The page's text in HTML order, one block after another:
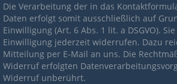
Die Verarbeitung der in das
Daten erfolgt somit ausschließlich auf
Einwilligung (Art. 6 Abs. 1 lit. a DSGVO).
Einwilligung jederzeit widerrufen. Dazu
Mitteilung per E-Mail an uns. Die
Widerruf erfolgten
Widerruf unberührt.